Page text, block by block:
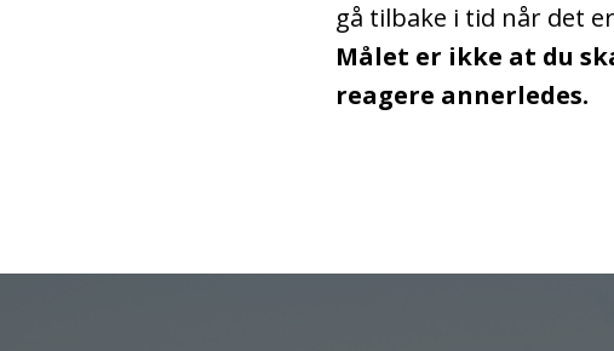
gå tilbake i tid når det
Målet er ikke at du
reagere annerledes.